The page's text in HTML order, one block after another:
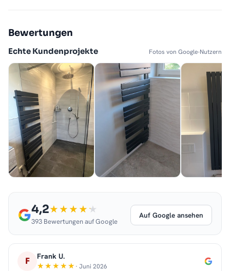
Bewertungen
Echte Kundenprojekte Fotos von Google-Nutzern
4,2
393 Bewertungen auf Google
Auf Google ansehen
F Frank U.
· Juni 2026